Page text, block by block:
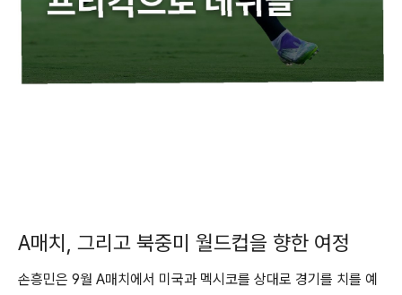
A매치, 그리고 북중미 월드컵을 향한 여정
손흥민은 9월 A매치에서 미국과 멕시코를 상대로 경기를 치를 예